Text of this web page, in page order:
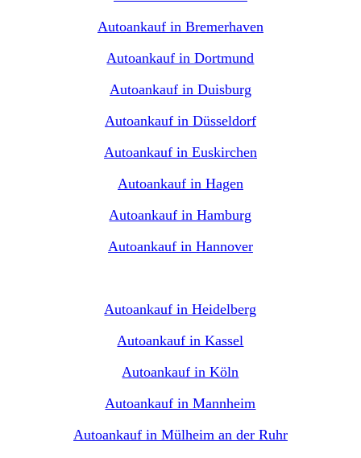
Autoankauf in Bremerhaven
Autoankauf in Dortmund
Autoankauf in Duisburg
Autoankauf in Düsseldorf
Autoankauf in Euskirchen
Autoankauf in Hagen
Autoankauf in Hamburg
Autoankauf in Hannover
Autoankauf in Heidelberg
Autoankauf in Kassel
Autoankauf in Köln
Autoankauf in Mannheim
Autoankauf in Mülheim an der Ruhr